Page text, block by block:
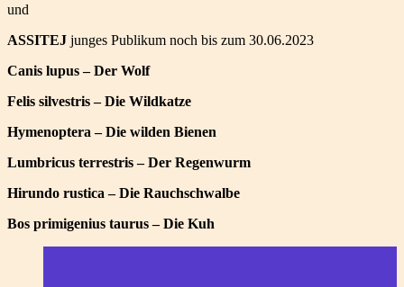
und
ASSITEJ junges Publikum noch bis zum 30.06.2023
Canis lupus – Der Wolf
Felis silvestris – Die Wildkatze
Hymenoptera – Die wilden Bienen
Lumbricus terrestris – Der Regenwurm
Hirundo rustica – Die Rauchschwalbe
Bos primigenius taurus – Die Kuh